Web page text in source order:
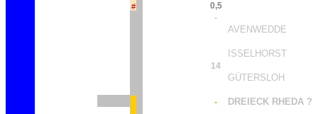
#
0,5
-
AVENWEDDE
ISSELHORST
14
GÜTERSLOH
- DREIECK RHEDA ?